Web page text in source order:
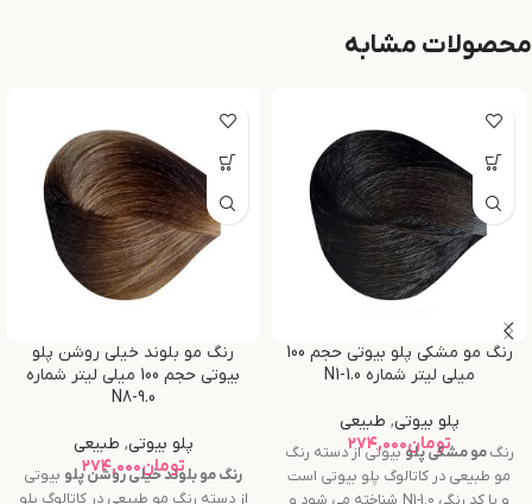
محصولات مشابه
رنگ مو مشکی پلو بیوتی حجم 100
میلی لیتر شماره N1-1.0
پلو بیوتی, طبیعی
تومان۲۷۴,۰۰۰ رنگمومشکیپلوبیوتی از دسته رنگ
مو طبیعی در کاتالوگ پلو بیوتی است
رنگ مو بلوند خیلی روشن پلو
بیوتی حجم 100 میلی لیتر شماره
N8-9.0
پلو بیوتی, طبیعی
تومان۲۷۴,۰۰۰ رنگ موبلوند خیلی روشنپلو بیوتی
از دسته رنگ مو طبیعی در کاتالوگ پلو